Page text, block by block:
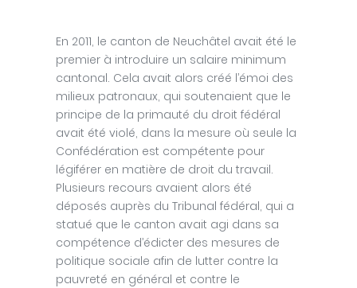
En 2011, le canton de Neuchâtel avait été le
premier à introduire un salaire minimum
cantonal. Cela avait alors créé l’émoi des
milieux patronaux, qui soutenaient que le
principe de la primauté du droit fédéral
avait été violé, dans la mesure où seule la
Confédération est compétente pour
légiférer en matière de droit du travail.
Plusieurs recours avaient alors été
déposés auprès du Tribunal fédéral, qui a
statué que le canton avait agi dans sa
compétence d’édicter des mesures de
politique sociale afin de lutter contre la
pauvreté en général et contre le